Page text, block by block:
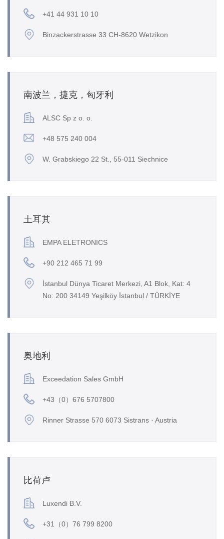
+41 44 931 10 10
Binzackerstrasse 33 CH-8620 Wetzikon
南波兰，捷克，匈牙利
ALSC Sp z o. o.
+48 575 240 004
W. Grabskiego 22 St., 55-011 Siechnice
土耳其
EMPA ELETRONICS
+90 212 465 71 99
İstanbul Dünya Ticaret Merkezi, A1 Blok, Kat: 4
No: 200 34149 Yeşilköy İstanbul / TÜRKİYE
奥地利
Exceedation Sales GmbH
+43（0）676 5707800
Rinner Strasse 570 6073 Sistrans · Austria
比荷卢
Luxendi B.V.
+31（0）76 799 8200